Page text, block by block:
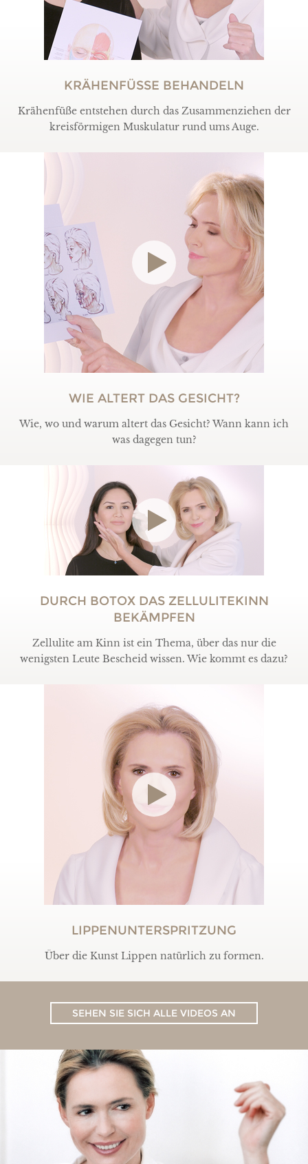
KRÄHENFÜSSE BEHANDELN
Krähenfüße entstehen durch das Zusammenziehen der
kreisförmigen Muskulatur rund ums Auge.
WIE ALTERT DAS GESICHT?
Wie, wo und warum altert das Gesicht? Wann kann ich
was dagegen tun?
DURCH BOTOX DAS ZELLULITEKINN
BEKÄMPFEN
Zellulite am Kinn ist ein Thema, über das nur die
wenigsten Leute Bescheid wissen. Wie kommt es dazu?
LIPPENUNTERSPRITZUNG
Über die Kunst Lippen natürlich zu formen.
SEHEN SIE SICH ALLE VIDEOS AN